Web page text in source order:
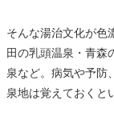
そんな湯治文化が色
田の乳頭温泉・青森
泉など。病気や予防
泉地は覚えておくと